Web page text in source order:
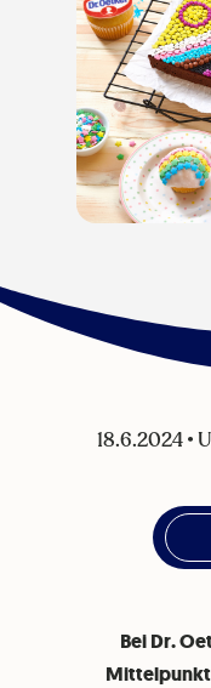
18.6.2024•
Bei Dr.
Mittelpunkt